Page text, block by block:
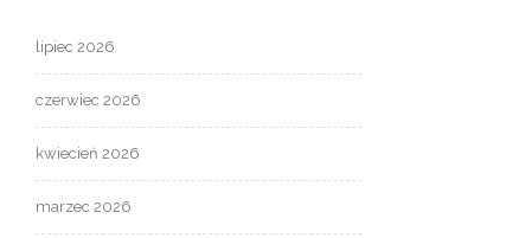
lipiec 2026
czerwiec 2026
kwiecień 2026
marzec 2026